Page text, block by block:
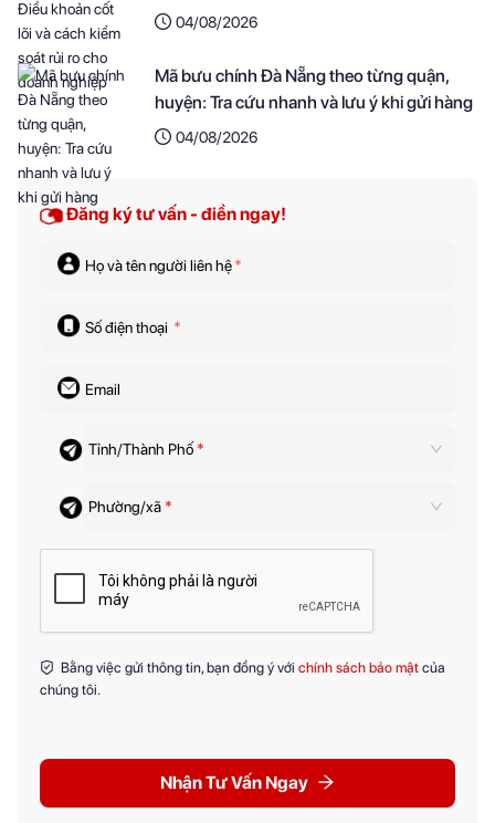
nghiệp
04/08/2026
Mã bưu chính Đà Nẵng theo từng quận,
huyện: Tra cứu nhanh và lưu ý khi gửi hàng
04/08/2026
Đăng ký tư vấn - điền ngay!
Họ và tên người liên hệ*
Số điện thoại *
Email
Tỉnh/Thành Phố *
Phường/xã *
Bằng việc gửi thông tin, bạn đồng ý với chính sách bảo mật của
chúng tôi.
Nhận Tư Vấn Ngay